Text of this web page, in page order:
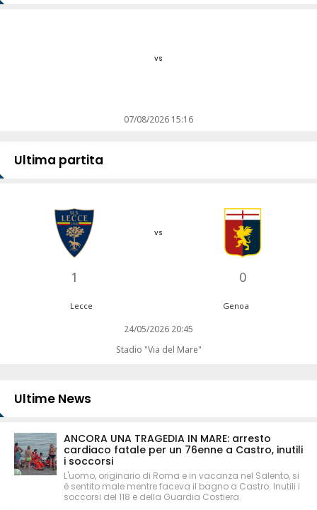
vs
07/08/2026 15:16
Ultima partita
1
vs
0
Lecce Genoa
24/05/2026 20:45
Stadio "Via del Mare"
Ultime News
ANCORA UNA TRAGEDIA IN MARE: arresto
cardiaco fatale per un 76enne a Castro, inutili
i soccorsi
L'uomo, originario di Roma e in vacanza nel Salento, si
è sentito male mentre faceva il bagno a Castro. Inutili i
soccorsi del 118 e della Guardia Costiera.